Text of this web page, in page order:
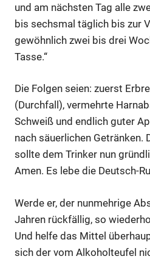
und am nächsten Tag alle
bis sechsmal täglich bis zur
gewöhnlich zwei bis drei
Tasse.“
Die Folgen seien: zuerst
(Durchfall), vermehrte
Schweiß und endlich guter
nach säuerlichen Getränken.
sollte dem Trinker nun
Amen. Es lebe die Deutsch-
Werde er, der nunmehrige
Jahren rückfällig, so
Und helfe das Mittel
sich der vom Alkoholteufel